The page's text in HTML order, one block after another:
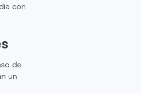
con
de
un